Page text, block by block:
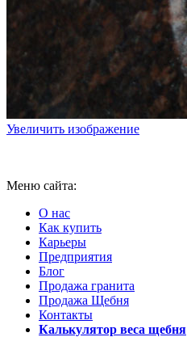
Увеличить изображение
Меню сайта:
О нас
Как купить
Карьеры
Предприятия
Блог
Продажа гранита
Продажа Щебня
Контакты
Калькулятор веса щебня